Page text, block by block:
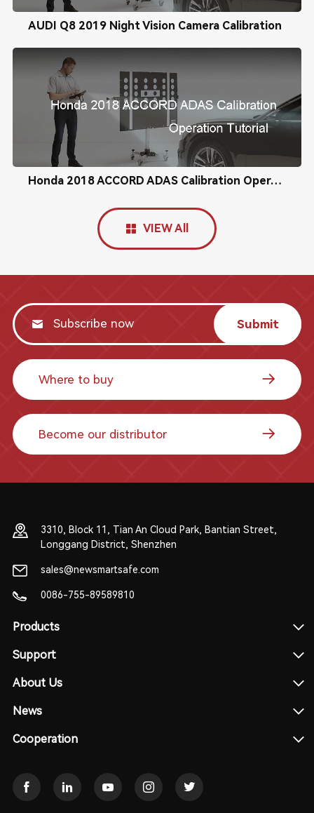
AUDI Q8 2019 Night Vision Camera Calibration
Honda 2018 ACCORD ADAS Calibration Operation Tutorial
VIEW All
Submit
Where to buy
Become our distributor
3310, Block 11, Tian An Cloud Park, Bantian Street,
Longgang District, Shenzhen
sales@newsmartsafe.com
0086-755-89589810
Products
Support
About Us
News
Cooperation